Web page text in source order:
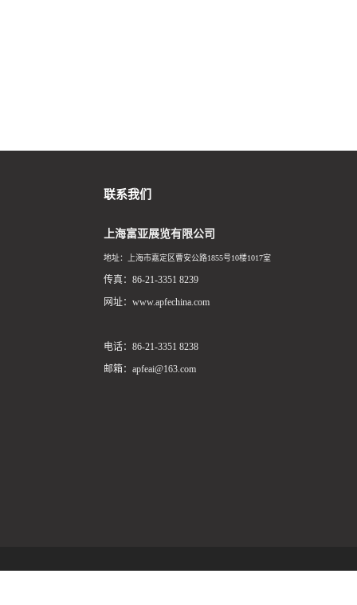
联系我们
上海富亚展览有限公司
地址：上海市嘉定区曹安公路1855号10楼1017室
传真：86-21-3351 8239
网址：www.apfechina.com
电话：86-21-3351 8238
邮箱：apfeai@163.com